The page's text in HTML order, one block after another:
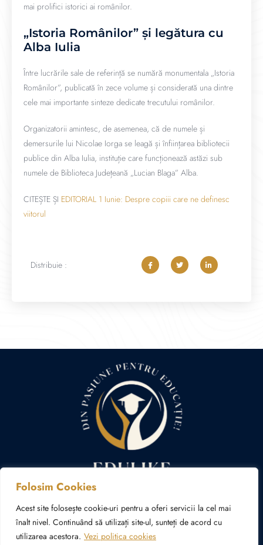
Folosim Cookies
Acest site folosește cookie-uri pentru a oferi servicii la cel mai
înalt nivel. Continuând să utilizați site-ul, sunteți de acord cu
utilizarea acestora. Vezi politica cookies
mai prolifici istorici ai românilor.
„Istoria Românilor” și legătura cu
Alba Iulia
Între lucrările sale de referință se numără monumentala „Istoria
Românilor”, publicată în zece volume și considerată una dintre
cele mai importante sinteze dedicate trecutului românilor.
Organizatorii amintesc, de asemenea, că de numele și
demersurile lui Nicolae Iorga se leagă și înființarea bibliotecii
publice din Alba Iulia, instituție care funcționează astăzi sub
numele de Biblioteca Județeană „Lucian Blaga” Alba.
CITEȘTE ȘI EDITORIAL 1 Iunie: Despre copiii care ne definesc
viitorul
Distribuie :
Politica de confidențialitate